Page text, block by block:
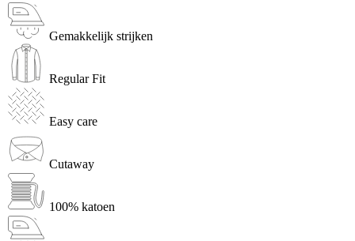
Gemakkelijk strijken
Regular Fit
Easy care
Cutaway
100% katoen